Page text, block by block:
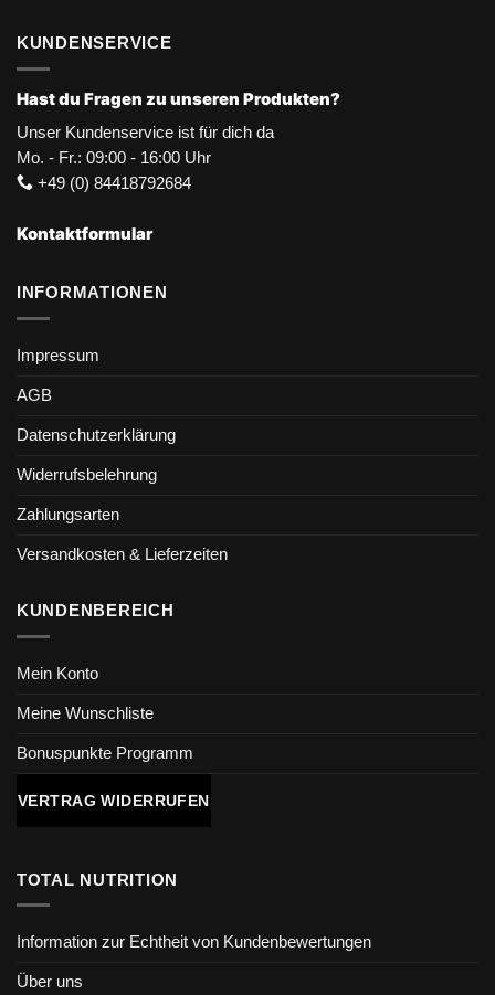
KUNDENSERVICE
Hast du Fragen zu unseren Produkten?
Unser Kundenservice ist für dich da
Mo. - Fr.: 09:00 - 16:00 Uhr
+49 (0) 84418792684
Kontaktformular
INFORMATIONEN
Impressum
AGB
Datenschutzerklärung
Widerrufsbelehrung
Zahlungsarten
Versandkosten & Lieferzeiten
KUNDENBEREICH
Mein Konto
Meine Wunschliste
Bonuspunkte Programm
VERTRAG WIDERRUFEN
TOTAL NUTRITION
Information zur Echtheit von Kundenbewertungen
Über uns